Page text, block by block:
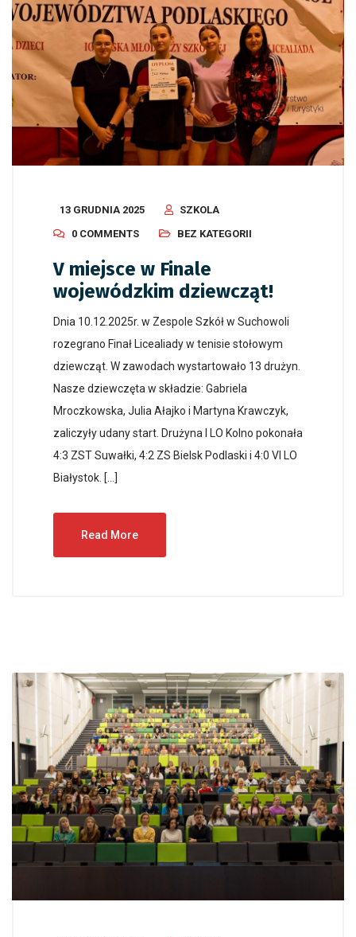
13 GRUDNIA 2025
SZKOLA
0 COMMENTS
BEZ KATEGORII
V miejsce w Finale
wojewódzkim dziewcząt!
Dnia 10.12.2025r. w Zespole Szkół w Suchowoli
rozegrano Finał Licealiady w tenisie stołowym
dziewcząt. W zawodach wystartowało 13 drużyn.
Nasze dziewczęta w składzie: Gabriela
Mroczkowska, Julia Ałajko i Martyna Krawczyk,
zaliczyły udany start. Drużyna I LO Kolno pokonała
4:3 ZST Suwałki, 4:2 ZS Bielsk Podlaski i 4:0 VI LO
Białystok. […]
Read More